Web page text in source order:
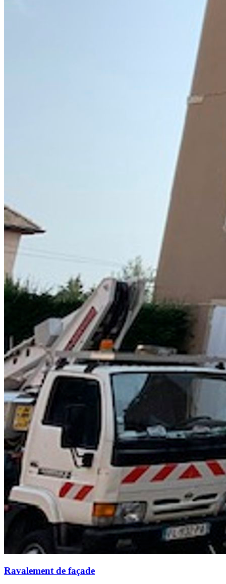
Ravalement de façade